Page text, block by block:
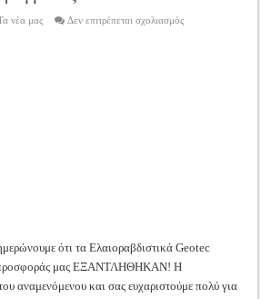
Αγροτικού Συνεταιρισμού Μεσολογγίου-
νέα μας Δεν επιτρέπεται σχολιασμόςστο
ότι τα Ελαιοραβδιστικά Geotec
προσφοράς μας ΕΞΑΝΤΛΗΘΗΚΑΝ! Η
αναμενόμενου και σας ευχαριστούμε πολύ για